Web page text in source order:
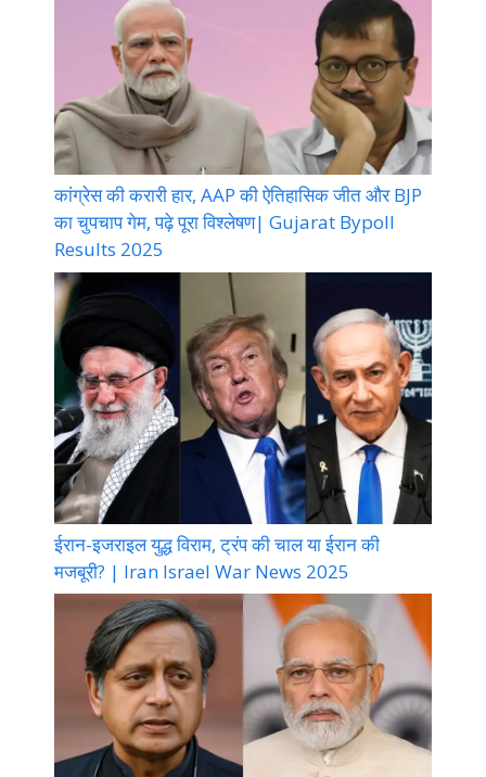
कांग्रेस की करारी हार, AAP की ऐतिहासिक जीत और BJP
का चुपचाप गेम, पढ़े पूरा विश्लेषण| Gujarat Bypoll
Results 2025
ईरान-इजराइल युद्ध विराम, ट्रंप की चाल या ईरान की
मजबूरी? | Iran Israel War News 2025